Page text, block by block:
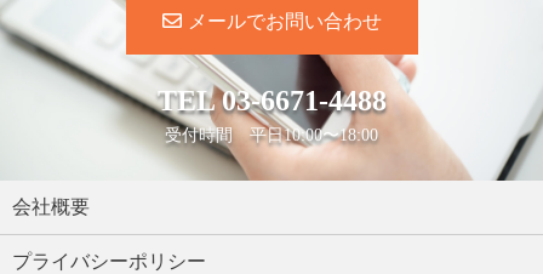
メールでお問い合わせ
TEL03-6671-4488
受付時間 平日10:00〜18:00
会社概要
プライバシーポリシー